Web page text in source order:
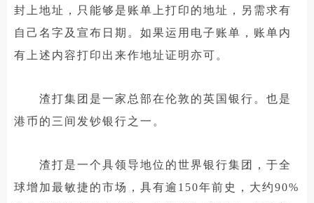
封上地址，只能够是账单上打印的地址，另需求有
自己名字及宣布日期。如果运用电子账单，账单内
有上述内容打印出来作地址证明亦可。
渣打集团是一家总部在伦敦的英国银行。也是
港币的三间发钞银行之一。
渣打是一个具领导地位的世界银行集团，于全
球增加最敏捷的市场，具有逾150年前史，大约90%